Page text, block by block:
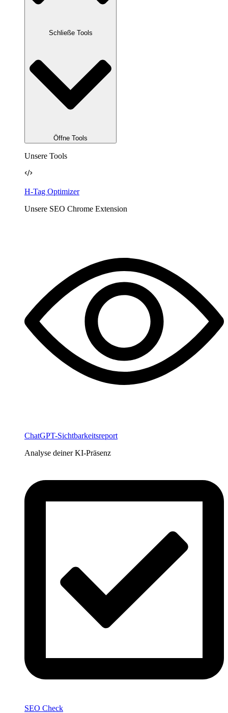
Schließe Tools
Öffne Tools
Unsere Tools
H-Tag Optimizer
Unsere SEO Chrome Extension
ChatGPT-Sichtbarkeitsreport
Analyse deiner KI-Präsenz
SEO Check